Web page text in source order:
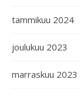
tammikuu 2024
joulukuu 2023
marraskuu 2023